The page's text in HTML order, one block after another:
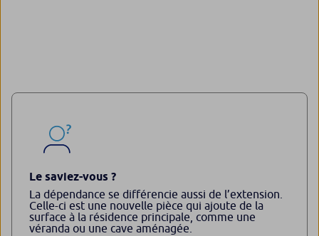
Le saviez-vous ?
La dépendance se différencie aussi de l’extension.
Celle-ci est une nouvelle pièce qui ajoute de la
surface à la résidence principale, comme une
véranda ou une cave aménagée.